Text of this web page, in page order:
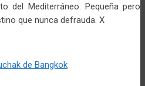
del Mediterráneo. Pequeña pero
que nunca defrauda. X